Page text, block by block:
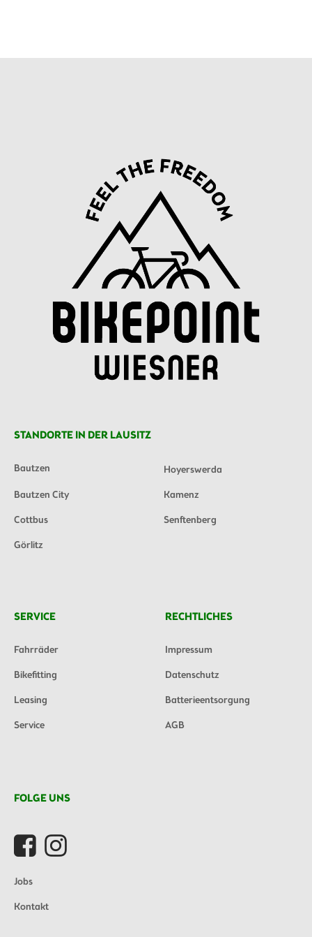
STANDORTE IN DER LAUSITZ
Bautzen
Hoyerswerda
Bautzen City
Kamenz
Cottbus
Senftenberg
Görlitz
SERVICE
Fahrräder
Bikefitting
Leasing
Service
RECHTLICHES
Impressum
Datenschutz
Batterieentsorgung
AGB
FOLGE UNS
Jobs
Kontakt